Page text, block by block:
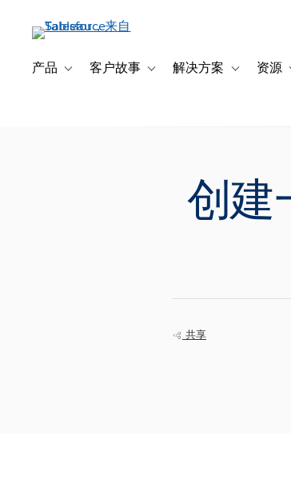
产品 Toggle sub-navigation for 产品
客户故事 Toggle sub-navigation for 客户
解决方案 Toggle sub-
资源
创建
共享